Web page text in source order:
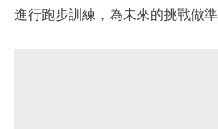
進行跑步訓練，為未來的挑戰做準